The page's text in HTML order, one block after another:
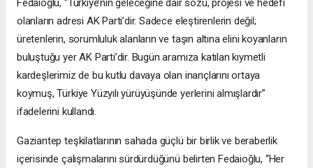
Fedaioğlu, “Türkiye’nin geleceğine dair sözü, projesi ve hedefi
olanların adresi AK Parti’dir. Sadece eleştirenlerin değil;
üretenlerin, sorumluluk alanların ve taşın altına elini koyanların
buluştuğu yer AK Parti’dir. Bugün aramıza katılan kıymetli
kardeşlerimiz de bu kutlu davaya olan inançlarını ortaya
koymuş, Türkiye Yüzyılı yürüyüşünde yerlerini almışlardır”
ifadelerini kullandı.
Gaziantep teşkilatlarının sahada güçlü bir birlik ve beraberlik
içerisinde çalışmalarını sürdürdüğünü belirten Fedaioğlu, “Her